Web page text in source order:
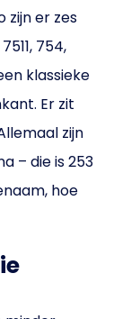
zijn er zes
754,
klassieke
Er zit
zijn
– die is 253
hoe